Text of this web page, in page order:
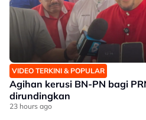
VIDEO TERKINI & POPULAR
Agihan kerusi BN-PN bagi
dirundingkan
23 hours ago